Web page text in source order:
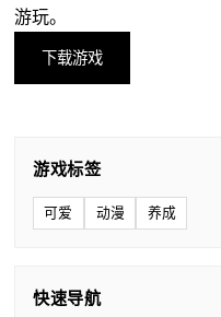
游玩。
下载游戏
游戏标签
可爱 动漫 养成
快速导航